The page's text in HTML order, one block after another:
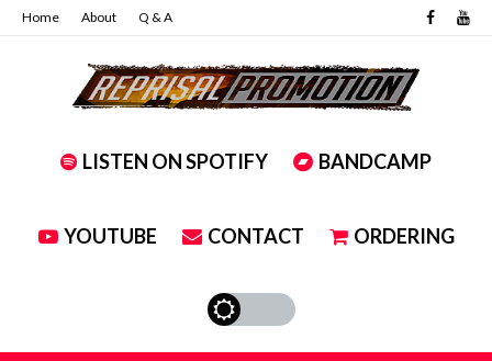
Home About Q & A
LISTEN ON SPOTIFY BANDCAMP
YOUTUBE CONTACT ORDERING